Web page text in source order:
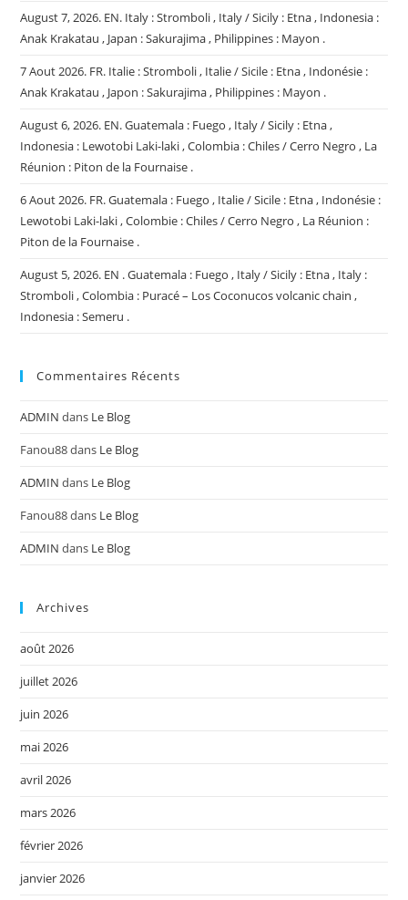
,
Hawaii
:
Kilauea
,
Indonésie
:
Lewotobi
Laki
.
August 7, 2026. EN. Italy : Stromboli , Italy / Sicily : Etna , Indonesia :
Anak Krakatau , Japan : Sakurajima , Philippines : Mayon .
7 Aout 2026. FR. Italie : Stromboli , Italie / Sicile : Etna , Indonésie :
Anak Krakatau , Japon : Sakurajima , Philippines : Mayon .
August 6, 2026. EN. Guatemala : Fuego , Italy / Sicily : Etna ,
Indonesia : Lewotobi Laki-laki , Colombia : Chiles / Cerro Negro , La
Réunion : Piton de la Fournaise .
6 Aout 2026. FR. Guatemala : Fuego , Italie / Sicile : Etna , Indonésie :
Lewotobi Laki-laki , Colombie : Chiles / Cerro Negro , La Réunion :
Piton de la Fournaise .
August 5, 2026. EN . Guatemala : Fuego , Italy / Sicily : Etna , Italy :
Stromboli , Colombia : Puracé – Los Coconucos volcanic chain ,
Indonesia : Semeru .
Commentaires Récents
ADMIN dans Le Blog
Fanou88dans Le Blog
ADMIN dans Le Blog
Fanou88dans Le Blog
ADMIN dans Le Blog
Archives
août 2026
juillet 2026
juin 2026
mai 2026
avril 2026
mars 2026
février 2026
janvier 2026